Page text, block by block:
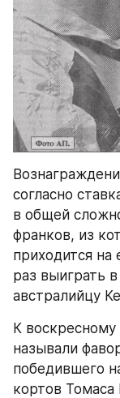
согласно
в общей
франков, из
приходится на
раз выиграть
австралийцу
К
называли
победившего
кортов Томаса